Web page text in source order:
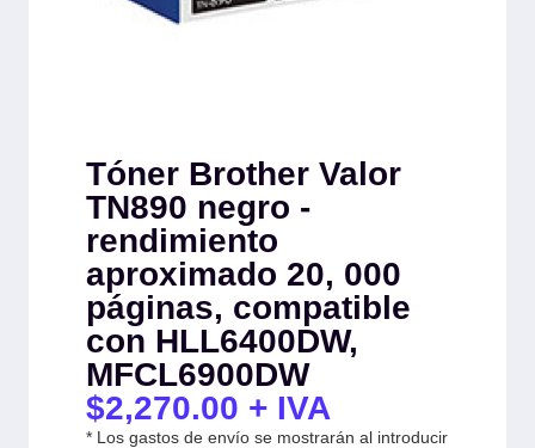
Tóner Brother Valor
TN890 negro -
rendimiento
aproximado 20, 000
páginas, compatible
con HLL6400DW,
MFCL6900DW
$2,270.00 + IVA
* Los gastos de envío se mostrarán al introducir